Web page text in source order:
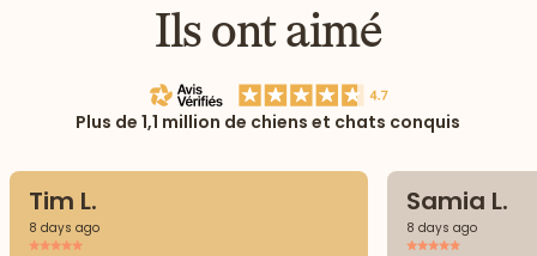
Ils ont aimé
Plus de 1,1 million de chiens et chats conquis
Tim L.
8 days ago
Samia L.
8 days ago